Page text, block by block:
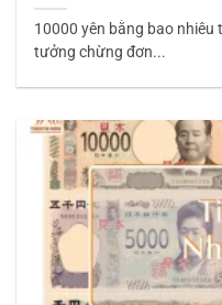
10000 yên bằng bao nhiêu
tưởng chừng đơn...